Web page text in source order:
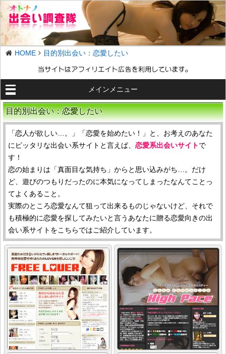
HOME 目的別出会い：恋愛したい
メインメニュー
目的別出会い：恋愛したい
「恋人が欲しい…。」「恋愛を始めたい！」と、お考えのあなた
にピッタリな出会い系サイトと言えば、 恋愛系出会いサイトで
す！
恋の始まりは「真面目な気持ち」からと思い込みがち…。だけ
ど、遊びのつもりだったのに本気になってしまったなんてことっ
てよくあること。
実際のところ恋愛なんて狙って出来るものじゃないけど、それで
も積極的に恋愛を探してみたいと言うあなたに贈る恋愛向きの出
会い系サイトをこちらではご紹介しています。